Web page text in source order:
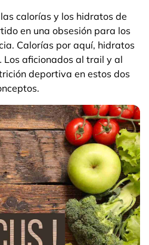
calorías y los hidratos de
en una obsesión para los
Calorías por aquí, hidratos
aficionados al trail y al
deportiva en estos dos